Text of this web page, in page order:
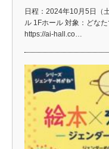
日程：2024年10月5日（
ル 1Fホール 対象：どな
https://ai-hall.co…